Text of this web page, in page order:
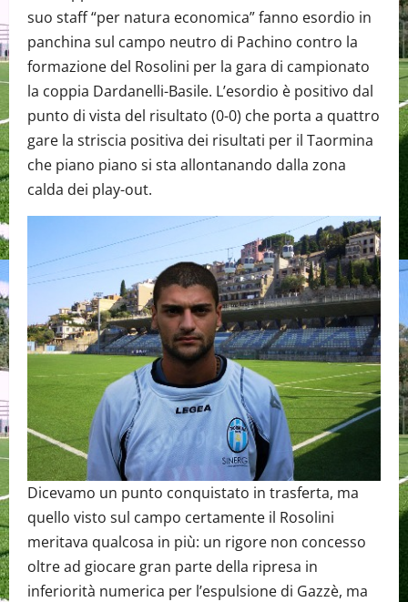
suo staff “per natura economica” fanno esordio in
panchina sul campo neutro di Pachino contro la
formazione del Rosolini per la gara di campionato
la coppia Dardanelli-Basile. L’esordio è positivo dal
punto di vista del risultato (0-0) che porta a quattro
gare la striscia positiva dei risultati per il Taormina
che piano piano si sta allontanando dalla zona
calda dei play-out.
Dicevamo un punto conquistato in trasferta, ma
quello visto sul campo certamente il Rosolini
meritava qualcosa in più: un rigore non concesso
oltre ad giocare gran parte della ripresa in
inferiorità numerica per l’espulsione di Gazzè, ma